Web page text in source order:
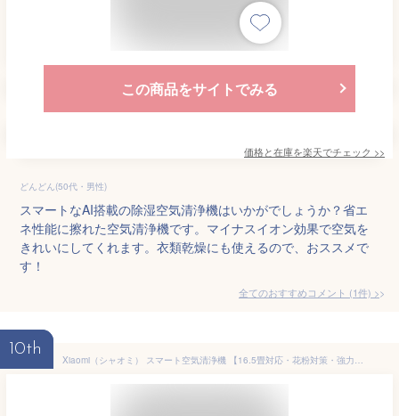
この商品をサイトでみる
価格と在庫を楽天でチェック >>
どんどん(50代・男性)
スマートなAI搭載の除湿空気清浄機はいかがでしょうか？省エ
ネ性能に擦れた空気清浄機です。マイナスイオン効果で空気を
きれいにしてくれます。衣類乾燥にも使えるので、おススメで
す！
全てのおすすめコメント (1件) >
10th
Xiaomi（シャオミ） スマート空気清浄機 【16.5畳対応・花粉対策・強力脱臭】PM2.5対策 集じん ほこり 臭い hepa ペットの毛 カビ 消臭｜小型 軽量 静音 卓上/床置き 寝室 玄関 省エネ｜アプリ 音声操作 自動運転 4 Compact